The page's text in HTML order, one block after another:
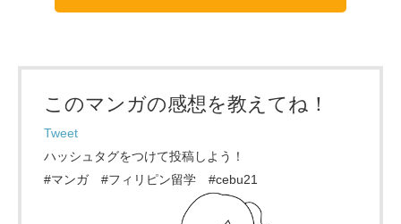
このマンガの感想を教えてね！
Tweet
ハッシュタグをつけて投稿しよう！
#マンガ #フィリピン留学 #cebu21